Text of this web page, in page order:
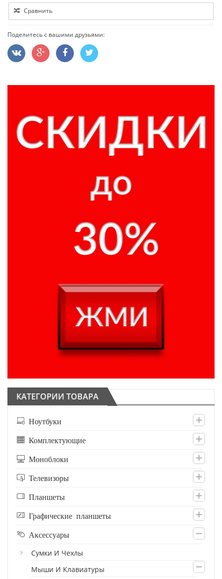
Сравнить
Поделитесь с вашими друзьями:
КАТЕГОРИИ ТОВАРА
Ноутбуки
Комплектующие
Моноблоки
Телевизоры
Планшеты
Графические планшеты
Аксессуары
Сумки И Чехлы
Мыши И Клавиатуры